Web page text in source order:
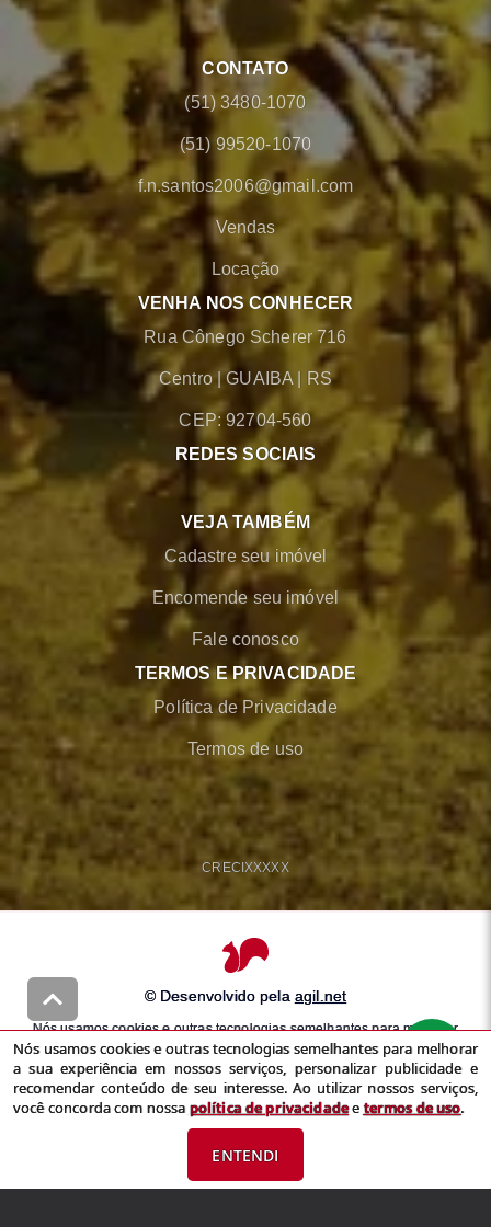
CONTATO
(51) 3480-1070
(51) 99520-1070
f.n.santos2006@gmail.com
Vendas
Locação
VENHA NOS CONHECER
Rua Cônego Scherer 716
Centro |GUAIBA RS
CEP: 92704-560
REDES SOCIAIS
VEJA TAMBÉM
Cadastre seu imóvel
Encomende seu imóvel
Fale conosco
TERMOS E PRIVACIDADE
Política de Privacidade
Termos de uso
CRECIXXXXX
© Desenvolvido pela agil.net
Nós usamos cookies e outras tecnologias semelhantes para melhorar
a sua experiência em nossos serviços, personalizar publicidade e
recomendar conteúdo de seu interesse. Ao utilizar nossos serviços,
você concorda com nossapolítica de privacidadeetermos de uso
Nós usamos cookies e outras tecnologias semelhantes para melhorar
a sua experiência em nossos serviços, personalizar publicidade e
recomendar conteúdo de seu interesse. Ao utilizar nossos serviços,
você concorda com nossa política de privacidadeetermos de uso.
ENTENDI